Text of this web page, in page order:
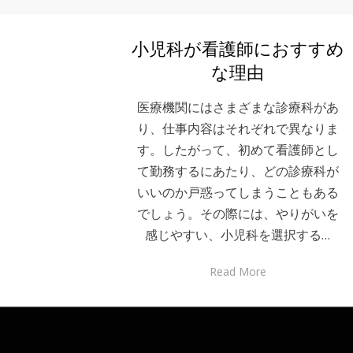
小児科が看護師におすすめ
な理由
医療機関にはさまざまな診療科があ
り、仕事内容はそれぞれで異なりま
す。したがって、初めて看護師とし
て勤務するにあたり、どの診療科が
いいのか戸惑ってしまうこともある
でしょう。その際には、やりがいを
感じやすい、小児科を選択する…
Read More